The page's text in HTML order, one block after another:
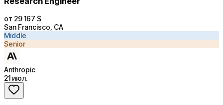
от 29 167 $
San Francisco, CA
Middle
Senior
Anthropic
21 июл.